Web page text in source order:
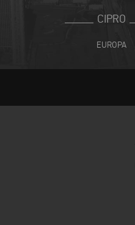
CIPRO
EUROPA